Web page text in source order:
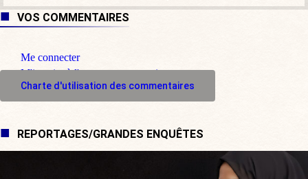
VOS COMMENTAIRES
Me connecter
M'inscrire à l'espace commentaire
Charte d'utilisation des commentaires
REPORTAGES/GRANDES ENQUÊTES